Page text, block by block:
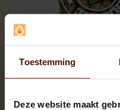
Toestemming
Deze website maakt
Big pallets |